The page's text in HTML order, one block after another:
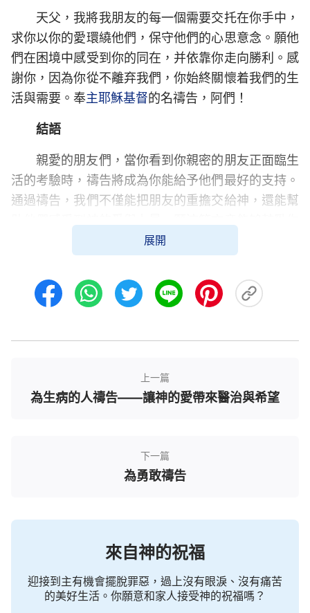
天父，我將我朋友的每一個需要交托在你手中，
求你以你的愛環繞他們，保守他們的心思意念。願他
們在困境中感受到你的同在，并依靠你走向勝利。感
謝你，因為你從不離弃我們，你始終關懷着我們的生
活與需要。奉主耶穌基督的名禱告，阿們！
結語
親愛的朋友們，當你看到你親密的朋友正面臨生
活的考驗時，禱告將成為你能給予他們最好的支持。
通過禱告，我們不僅能把朋友的重擔交給神，還能幫
為朋友代求，并在禱告中看到神奇妙的作為。
情况代禱，歡迎通過網站底部的在綫聊天窗口與我們
聯繫，我們一起分享神話語，為彼此的朋友代求，見
展開
上一篇
為生病的人禱告——讓神的愛帶來醫治與希望
下一篇
為勇敢禱告
來自神的祝福
迎接到主有機會擺脫罪惡，過上沒有眼淚、沒有痛苦
的美好生活。你願意和家人接受神的祝福嗎？